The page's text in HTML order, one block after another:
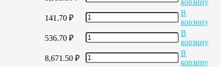
141.70 ₽
В
корзину
536.70 ₽
В
корзину
8,671.50 ₽
В
корзину